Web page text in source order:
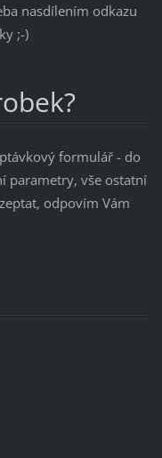
nasdílením odkazu
;-)
formulář - do
parametry, vše ostatní
odpovím Vám